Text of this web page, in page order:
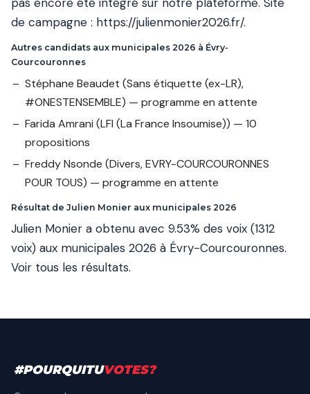
de campagne : https://julienmonier2026.fr/.
Autres candidats aux municipales 2026 à Évry-
Courcouronnes
Stéphane Beaudet (Sans étiquette (ex-LR),
#ONESTENSEMBLE) — programme en attente
Farida Amrani (LFI (La France Insoumise)) — 10
propositions
Freddy Nsonde (Divers, EVRY-COURCOURONNES
POUR TOUS) — programme en attente
Résultat de Julien Monier aux municipales 2026
Julien Monier a obtenu avec 9.53% des voix (1312
voix) aux municipales 2026 à Évry-Courcouronnes.
Voir tous les résultats.
#POURQUITUVOTES?